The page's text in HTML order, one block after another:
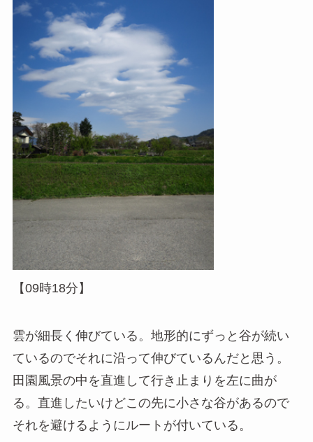
【09時18分】
雲が細長く伸びている。地形的にずっと谷が続い
ているのでそれに沿って伸びているんだと思う。
田園風景の中を直進して行き止まりを左に曲が
る。直進したいけどこの先に小さな谷があるので
それを避けるようにルートが付いている。